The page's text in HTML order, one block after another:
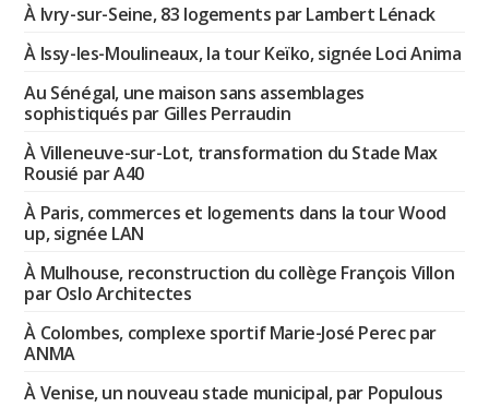
À Ivry-sur-Seine, 83 logements par Lambert Lénack
À Issy-les-Moulineaux, la tour Keïko, signée Loci Anima
Au Sénégal, une maison sans assemblages
sophistiqués par Gilles Perraudin
À Villeneuve-sur-Lot, transformation du Stade Max
Rousié par A40
À Paris, commerces et logements dans la tour Wood
up, signée LAN
À Mulhouse, reconstruction du collège François Villon
par Oslo Architectes
À Colombes, complexe sportif Marie-José Perec par
ANMA
À Venise, un nouveau stade municipal, par Populous